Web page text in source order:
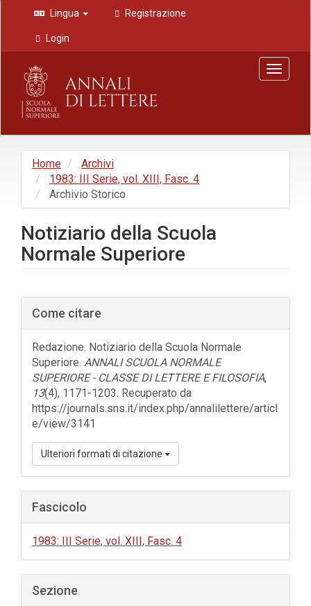
Navigazione
principale
Contenuto
principale
Barra
laterale
Lingua Registrazione
Login
Toggle
Home
Archivi
1983: III Serie, vol. XIII, Fasc. 4
Archivio Storico
Notiziario della Scuola
Normale Superiore
Barra
laterale
dell'articolo
Come citare
Redazione. Notiziario della Scuola Normale
Superiore. ANNALI SCUOLA NORMALE
SUPERIORE - CLASSE DI LETTERE E FILOSOFIA,
13(4), 1171-1203. Recuperato da
https://journals.sns.it/index.php/annalilettere/articl
e/view/3141
Ulteriori formati di citazione
Fascicolo
1983: III Serie, vol. XIII, Fasc. 4
Sezione